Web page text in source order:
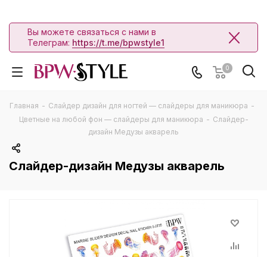
Вы можете связаться с нами в
Телеграм: https://t.me/bpwstyle1
0
Главная - Слайдер дизайн для ногтей — слайдеры для маникюра -
Цветные на любой фон — слайдеры для маникюра - Слайдер-
дизайн Медузы акварель
Слайдер-дизайн Медузы акварель